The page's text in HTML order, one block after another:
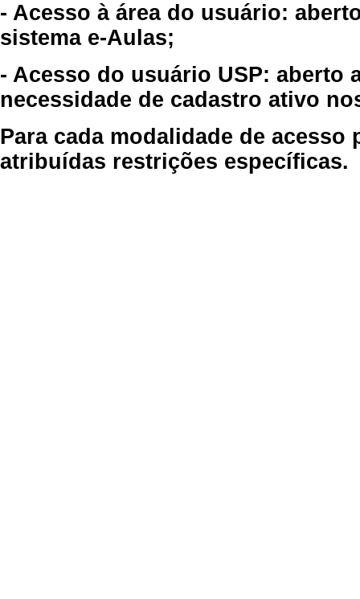
- Acesso à área do usuário:
sistema e-Aulas;
- Acesso do usuário USP: aberto
necessidade de cadastro ativo
Para cada modalidade de
atribuídas restrições específicas.